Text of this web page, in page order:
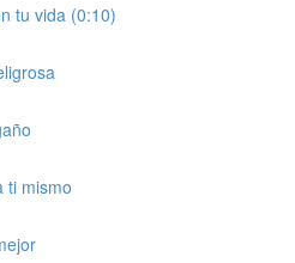
tu vida (0:10)
ti mismo